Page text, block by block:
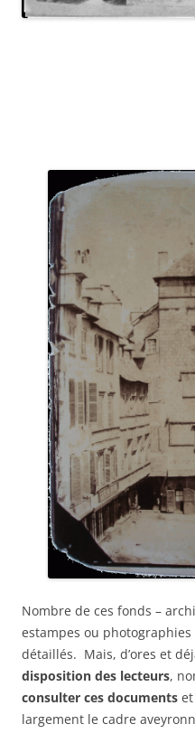
Nombre de ces fonds –
estampes ou photographies
détaillés. Mais, d’ores et
disposition des lecteurs,
consulter ces documents
largement le cadre